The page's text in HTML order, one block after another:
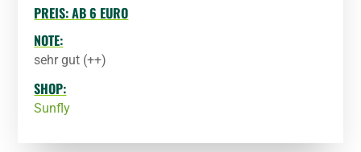
PREIS: AB 6 EURO
NOTE:
sehr gut (++)
SHOP:
Sunfly